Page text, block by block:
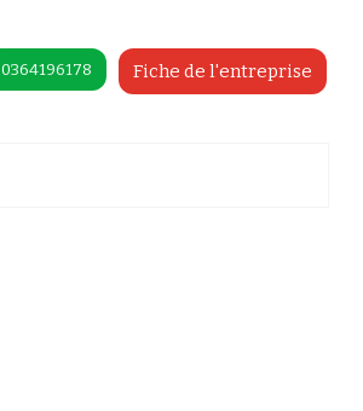
Fiche de l'entreprise
0364196178